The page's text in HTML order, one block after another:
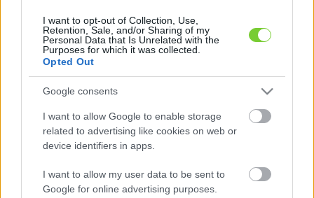
I want to opt-out of Collection, Use,
Retention, Sale, and/or Sharing of my
Personal Data that Is Unrelated with the
Purposes for which it was collected.
Opted Out
Google consents
I want to allow Google to enable storage
related to advertising like cookies on web or
device identifiers in apps.
I want to allow my user data to be sent to
Google for online advertising purposes.
143
14
13
16
12
7
6
3
9
14
4
2
143
14
13
16
12
7
6
3
14
2